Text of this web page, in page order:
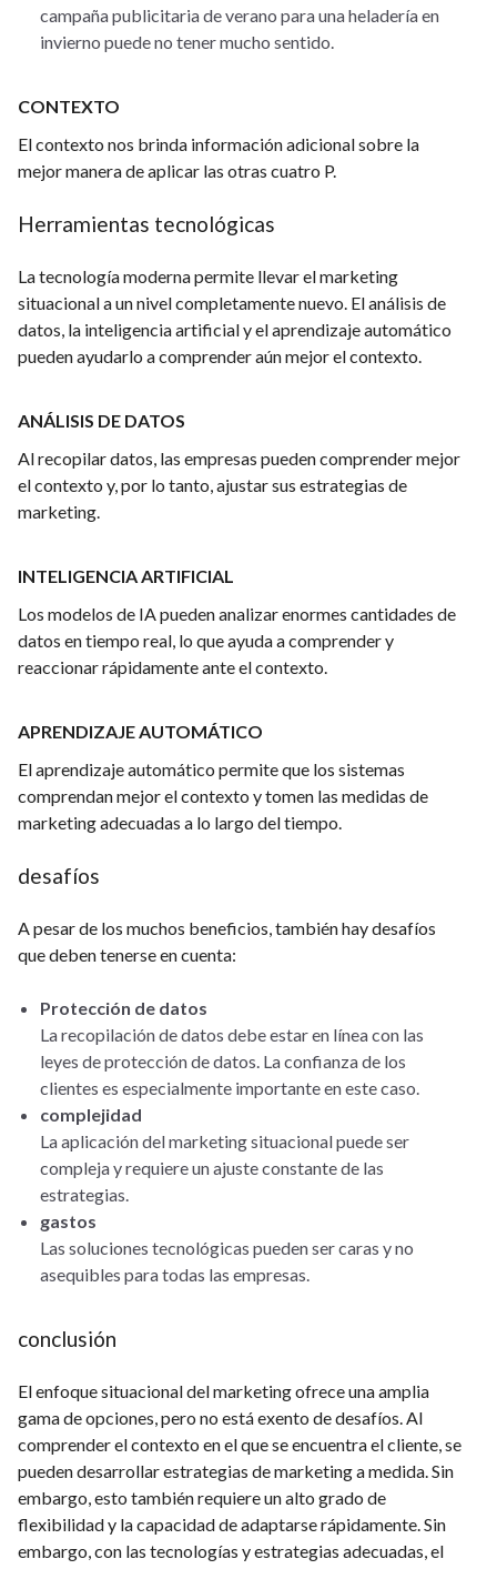
campaña publicitaria de verano para una heladería en
invierno puede no tener mucho sentido.
CONTEXTO
El contexto nos brinda información adicional sobre la
mejor manera de aplicar las otras cuatro P.
Herramientas tecnológicas
La tecnología moderna permite llevar el marketing
situacional a un nivel completamente nuevo. El análisis de
datos, la inteligencia artificial y el aprendizaje automático
pueden ayudarlo a comprender aún mejor el contexto.
ANÁLISIS DE DATOS
Al recopilar datos, las empresas pueden comprender mejor
el contexto y, por lo tanto, ajustar sus estrategias de
marketing.
INTELIGENCIA ARTIFICIAL
Los modelos de IA pueden analizar enormes cantidades de
datos en tiempo real, lo que ayuda a comprender y
reaccionar rápidamente ante el contexto.
APRENDIZAJE AUTOMÁTICO
El aprendizaje automático permite que los sistemas
comprendan mejor el contexto y tomen las medidas de
marketing adecuadas a lo largo del tiempo.
desafíos
A pesar de los muchos beneficios, también hay desafíos
que deben tenerse en cuenta:
Protección de datos
La recopilación de datos debe estar en línea con las
leyes de protección de datos. La confianza de los
clientes es especialmente importante en este caso.
complejidad
La aplicación del marketing situacional puede ser
compleja y requiere un ajuste constante de las
estrategias.
gastos
Las soluciones tecnológicas pueden ser caras y no
asequibles para todas las empresas.
conclusión
El enfoque situacional del marketing ofrece una amplia
gama de opciones, pero no está exento de desafíos. Al
comprender el contexto en el que se encuentra el cliente, se
pueden desarrollar estrategias de marketing a medida. Sin
embargo, esto también requiere un alto grado de
flexibilidad y la capacidad de adaptarse rápidamente. Sin
embargo, con las tecnologías y estrategias adecuadas, el